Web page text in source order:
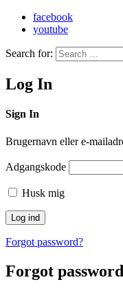
facebook
youtube
Search for:
Log In
Sign In
Brugernavn eller e-
Adgangskode
Husk mig
Forgot password?
Forgot